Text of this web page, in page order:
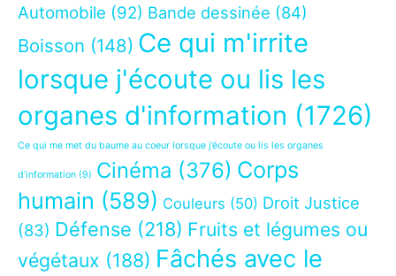
Automobile (92) Bande dessinée (84)
Boisson (148) Ce qui m'irrite
lorsque j'écoute ou lis les
organes d'information (1726)
Ce qui me met du baume au coeur lorsque j’écoute ou lis les organes
d’information (9) Cinéma (376) Corps
humain (589) Couleurs (50) Droit Justice
(83) Défense (218) Fruits et légumes ou
végétaux (188) Fâchés avec le